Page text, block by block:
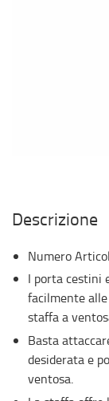
Descrizione
Numero
I porta cestini
facilmente
staffa a
Basta
desiderata e
ventosa.